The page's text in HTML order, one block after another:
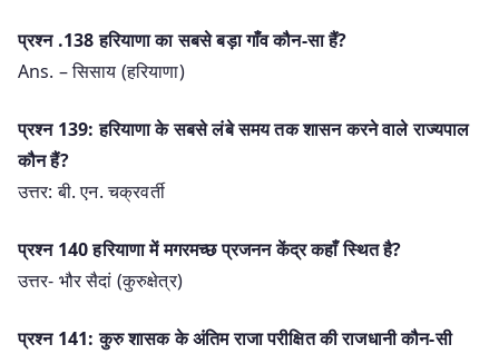
प्रश्‍न .138 हरियाणा का सबसे बड़ा गाँव कौन-सा हैं?
Ans. – सिसाय (हरियाणा)
प्रश्न 139: हरियाणा के सबसे लंबे समय तक शासन करने वाले राज्यपाल
कौन हैं?
उत्तर: बी. एन. चक्रवर्ती
प्रश्न 140 हरियाणा में मगरमच्छ प्रजनन केंद्र कहाँ स्थित है?
उत्तर- भौर सैदां (कुरुक्षेत्र)
प्रश्न 141: कुरु शासक के अंतिम राजा परीक्षित की राजधानी कौन-सी